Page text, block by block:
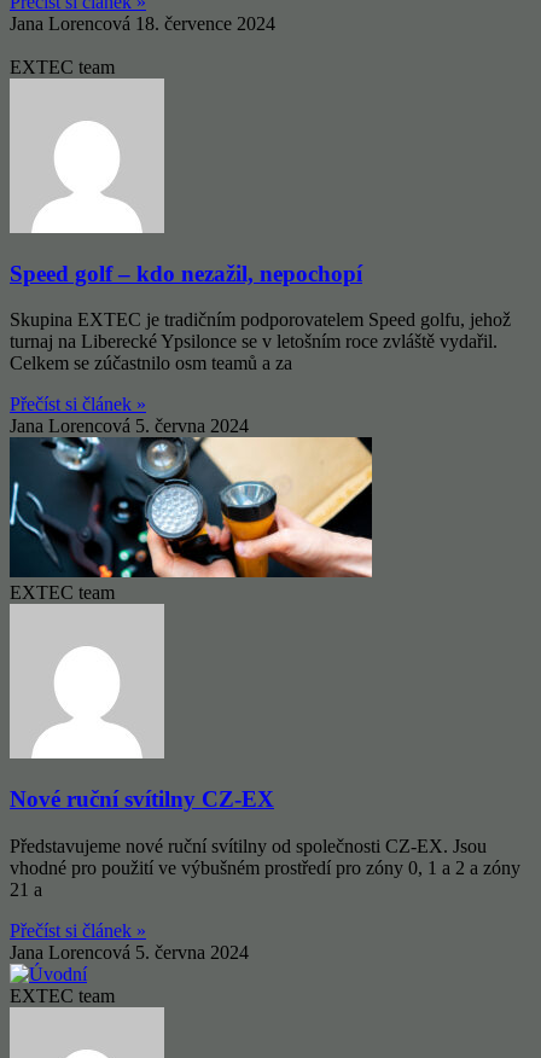
Jana Lorencová 18. července 2024
EXTEC team
Speed golf – kdo nezažil, nepochopí
Skupina EXTEC je tradičním podporovatelem Speed golfu, jehož
turnaj na Liberecké Ypsilonce se v letošním roce zvláště vydařil.
Celkem se zúčastnilo osm teamů a za
Přečíst si článek »
Jana Lorencová 5. června 2024
EXTEC team
Nové ruční svítilny CZ-EX
Představujeme nové ruční svítilny od společnosti CZ-EX. Jsou
vhodné pro použití ve výbušném prostředí pro zóny 0, 1 a 2 a zóny
21 a
Přečíst si článek »
Jana Lorencová 5. června 2024
EXTEC team